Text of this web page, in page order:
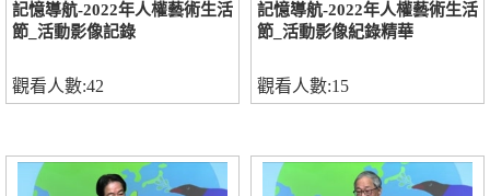
記憶導航-2022年人權藝術生活
節_活動影像記錄
觀看人數:42
記憶導航-2022年人權藝術生活
節_活動影像紀錄精華
觀看人數:15